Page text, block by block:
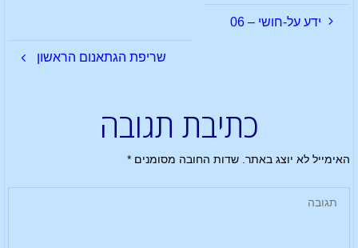
ידע על-חושי – 06
שריפת הגתאנום הראשון
כתיבת תגובה
האימייל לא יוצג באתר. שדות החובה מסומנים*